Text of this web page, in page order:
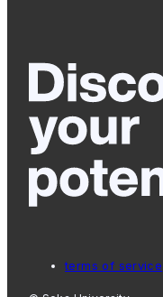
terms of service